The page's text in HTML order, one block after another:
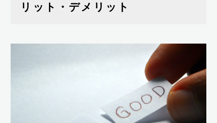
リット・デメリット